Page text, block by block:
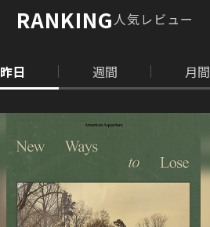
RANKING人気レビュー
昨日 週間 月間